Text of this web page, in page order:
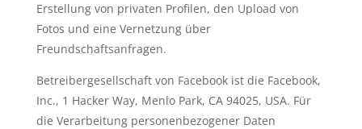
Erstellung von privaten Profilen, den Upload von
Fotos und eine Vernetzung über
Freundschaftsanfragen.
Betreibergesellschaft von Facebook ist die Facebook,
Inc., 1 Hacker Way, Menlo Park, CA 94025, USA. Für
die Verarbeitung personenbezogener Daten